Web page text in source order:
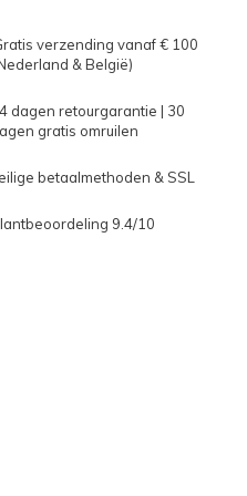
verzending vanaf € 100
& België)
dagen retourgarantie | 30
gratis omruilen
betaalmethoden & SSL
9.4/10